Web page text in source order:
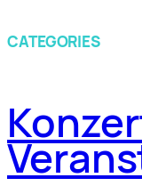
CATEGORIES